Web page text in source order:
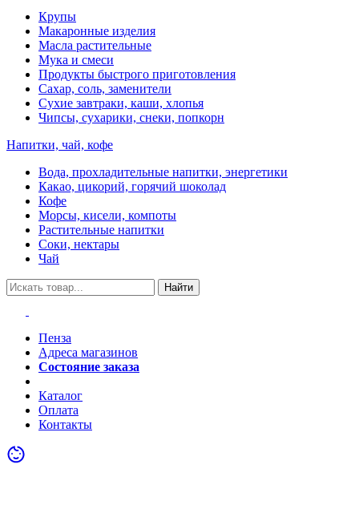
Крупы
Макаронные изделия
Масла растительные
Мука и смеси
Продукты быстрого приготовления
Сахар, соль, заменители
Сухие завтраки, каши, хлопья
Чипсы, сухарики, снеки, попкорн
Напитки, чай, кофе
Вода, прохладительные напитки, энергетики
Какао, цикорий, горячий шоколад
Кофе
Морсы, кисели, компоты
Растительные напитки
Соки, нектары
Чай
Найти
Пенза
Адреса магазинов
Состояние заказа
Каталог
Оплата
Контакты